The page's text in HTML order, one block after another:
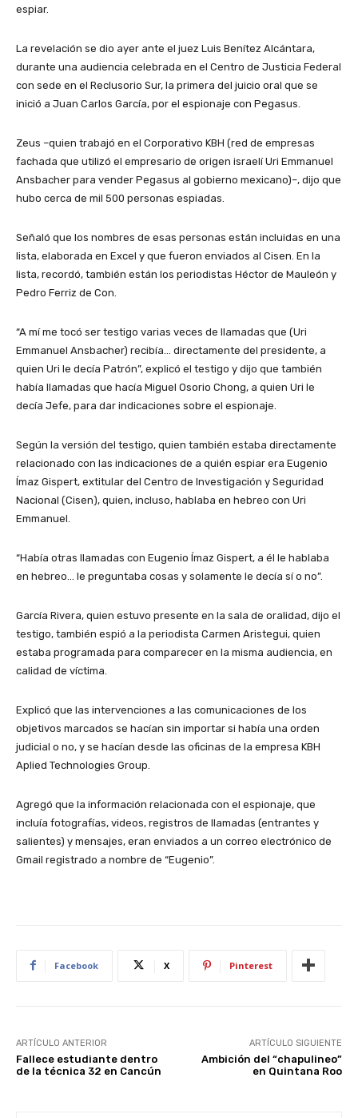
espiar.
La revelación se dio ayer ante el juez Luis Benítez Alcántara,
durante una audiencia celebrada en el Centro de Justicia Federal
con sede en el Reclusorio Sur, la primera del juicio oral que se
inició a Juan Carlos García, por el espionaje con Pegasus.
Zeus –quien trabajó en el Corporativo KBH (red de empresas
fachada que utilizó el empresario de origen israelí Uri Emmanuel
Ansbacher para vender Pegasus al gobierno mexicano)–, dijo que
hubo cerca de mil 500 personas espiadas.
Señaló que los nombres de esas personas están incluidas en una
lista, elaborada en Excel y que fueron enviados al Cisen. En la
lista, recordó, también están los periodistas Héctor de Mauleón y
Pedro Ferriz de Con.
“A mí me tocó ser testigo varias veces de llamadas que (Uri
Emmanuel Ansbacher) recibía… directamente del presidente, a
quien Uri le decía Patrón”, explicó el testigo y dijo que también
había llamadas que hacía Miguel Osorio Chong, a quien Uri le
decía Jefe, para dar indicaciones sobre el espionaje.
Según la versión del testigo, quien también estaba directamente
relacionado con las indicaciones de a quién espiar era Eugenio
Ímaz Gispert, extitular del Centro de Investigación y Seguridad
Nacional (Cisen), quien, incluso, hablaba en hebreo con Uri
Emmanuel.
“Había otras llamadas con Eugenio Ímaz Gispert, a él le hablaba
en hebreo… le preguntaba cosas y solamente le decía sí o no”.
García Rivera, quien estuvo presente en la sala de oralidad, dijo el
testigo, también espió a la periodista Carmen Aristegui, quien
estaba programada para comparecer en la misma audiencia, en
calidad de víctima.
Explicó que las intervenciones a las comunicaciones de los
objetivos marcados se hacían sin importar si había una orden
judicial o no, y se hacían desde las oficinas de la empresa KBH
Aplied Technologies Group.
Agregó que la información relacionada con el espionaje, que
incluía fotografías, videos, registros de llamadas (entrantes y
salientes) y mensajes, eran enviados a un correo electrónico de
Gmail registrado a nombre de “Eugenio”.
Facebook X Pinterest
ARTÍCULO ANTERIOR
Fallece estudiante dentro
de la técnica 32 en Cancún
ARTÍCULO SIGUIENTE
Ambición del “chapulineo”
en Quintana Roo